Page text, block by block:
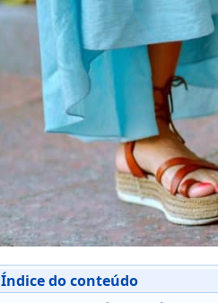
Índice do conteúdo